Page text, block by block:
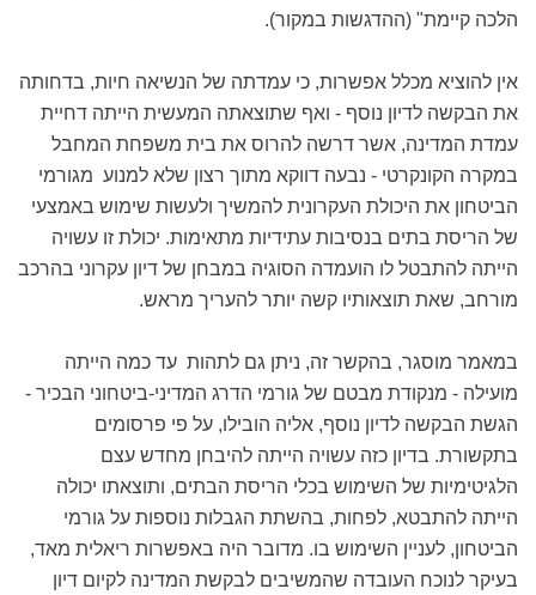
הלכה קיימת" (ההדגשות במקור).
אין להוציא מכלל אפשרות, כי עמדתה של הנשיאה חיות, בדחותה
את הבקשה לדיון נוסף - ואף שתוצאתה המעשית הייתה דחיית
עמדת המדינה, אשר דרשה להרוס את בית משפחת המחבל
במקרה הקונקרטי - נבעה דווקא מתוך רצון שלא למנוע מגורמי
הביטחון את היכולת העקרונית להמשיך ולעשות שימוש באמצעי
של הריסת בתים בנסיבות עתידיות מתאימות. יכולת זו עשויה
הייתה להתבטל לו הועמדה הסוגיה במבחן של דיון עקרוני בהרכב
מורחב, שאת תוצאותיו קשה יותר להעריך מראש.
במאמר מוסגר, בהקשר זה, ניתן גם לתהות עד כמה הייתה
מועילה - מנקודת מבטם של גורמי הדרג המדיני-ביטחוני הבכיר -
הגשת הבקשה לדיון נוסף, אליה הובילו, על פי פרסומים
בתקשורת. בדיון כזה עשויה הייתה להיבחן מחדש עצם
הלגיטימיות של השימוש בכלי הריסת הבתים, ותוצאתו יכולה
הייתה להתבטא, לפחות, בהשתת הגבלות נוספות על גורמי
הביטחון, לעניין השימוש בו. מדובר היה באפשרות ריאלית מאד,
בעיקר לנוכח העובדה שהמשיבים לבקשת המדינה לקיום דיון